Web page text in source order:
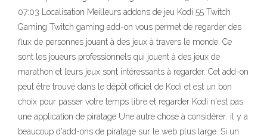
07:03 Localisation Meilleurs addons de jeu Kodi 55 Twitch
Gaming Twitch gaming add-on vous permet de regarder des
flux de personnes jouant à des jeux à travers le monde. Ce
sont les joueurs professionnels qui jouent à des jeux de
marathon et leurs jeux sont intéressants à regarder. Cet add-on
peut être trouvé dans le dépôt officiel de Kodi et est un bon
choix pour passer votre temps libre et regarder Kodi n'est pas
une application de piratage Une autre chose à considérer: il y a
beaucoup d'add-ons de piratage sur le web plus large. Si un